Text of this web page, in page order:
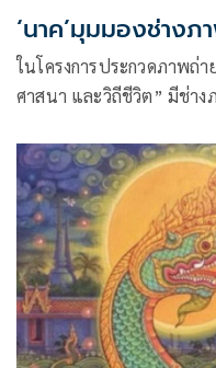
‘นาค’มุมมองช่าง
ในโครงการประกวดภาพถ่า
ศาสนา และวิถีชีวิต” มีช่าง
24 ภาพที่ได้รับรางวัล เวที
กระทรวงวัฒนธรรม